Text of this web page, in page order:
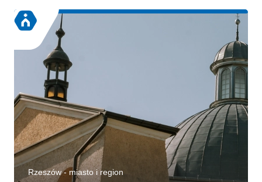
Rzeszów - miasto i region